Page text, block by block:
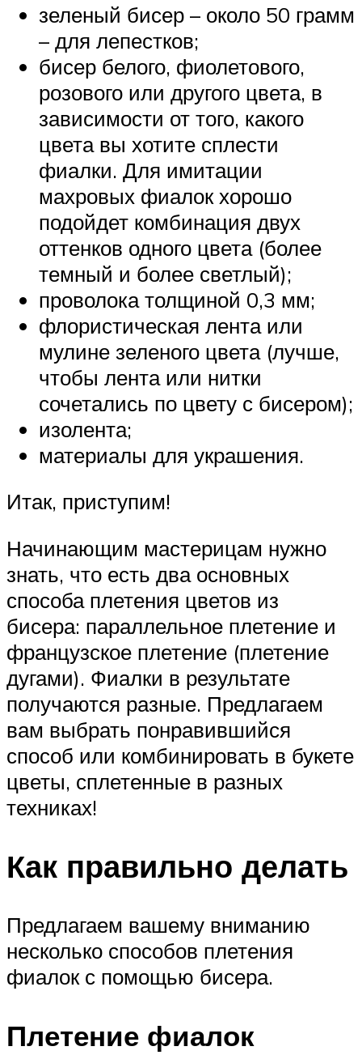
зеленый бисер – около 50 грамм
– для лепестков;
бисер белого, фиолетового,
розового или другого цвета, в
зависимости от того, какого
цвета вы хотите сплести
фиалки. Для имитации
махровых фиалок хорошо
подойдет комбинация двух
оттенков одного цвета (более
темный и более светлый);
проволока толщиной 0,3 мм;
флористическая лента или
мулине зеленого цвета (лучше,
чтобы лента или нитки
сочетались по цвету с бисером);
изолента;
материалы для украшения.
Итак, приступим!
Начинающим мастерицам нужно
знать, что есть два основных
способа плетения цветов из
бисера: параллельное плетение и
французское плетение (плетение
дугами). Фиалки в результате
получаются разные. Предлагаем
вам выбрать понравившийся
способ или комбинировать в букете
цветы, сплетенные в разных
техниках!
Как правильно делать
Предлагаем вашему вниманию
несколько способов плетения
фиалок с помощью бисера.
Плетение фиалок